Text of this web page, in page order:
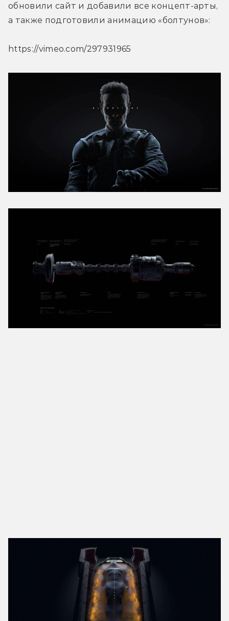
обновили сайт и добавили все концепт-арты,
а также подготовили анимацию «болтунов»:
https://vimeo.com/297931965